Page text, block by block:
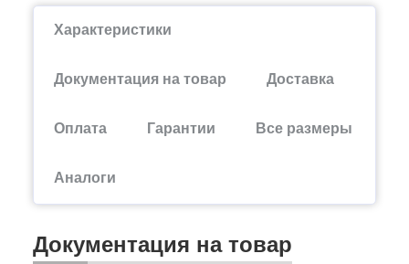
Характеристики
Документация на товар Доставка
Оплата Гарантии Все размеры
Аналоги
Документация на товар